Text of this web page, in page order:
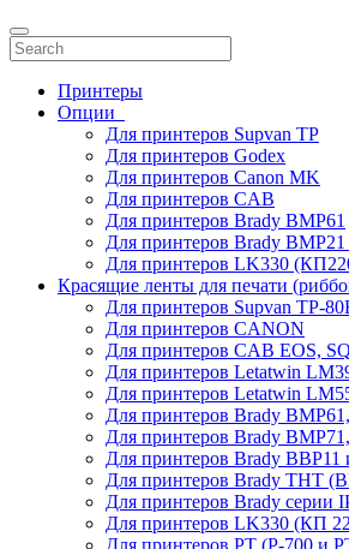
Принтеры
Опции
Для принтеров Supvan TP
Для принтеров Godex
Для принтеров Canon MK
Для принтеров CAB
Для принтеров Brady BMP61
Для принтеров Brady
Для принтеров LK330
Красящие ленты для печати
Для принтеров Supvan TP-
Для принтеров CANON
Для принтеров CAB EOS,
Для принтеров Letatwin
Для принтеров Letatwin
Для принтеров Brady
Для принтеров Brady
Для принтеров Brady BBP11
Для принтеров Brady THT
Для принтеров Brady серии
Для принтеров LK330 (КП
Для принтеров PT (P-700 и